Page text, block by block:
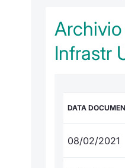
Infrastr
DATA
08/02/2021